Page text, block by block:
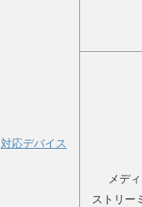
対応デバイス
メデ
ストリー